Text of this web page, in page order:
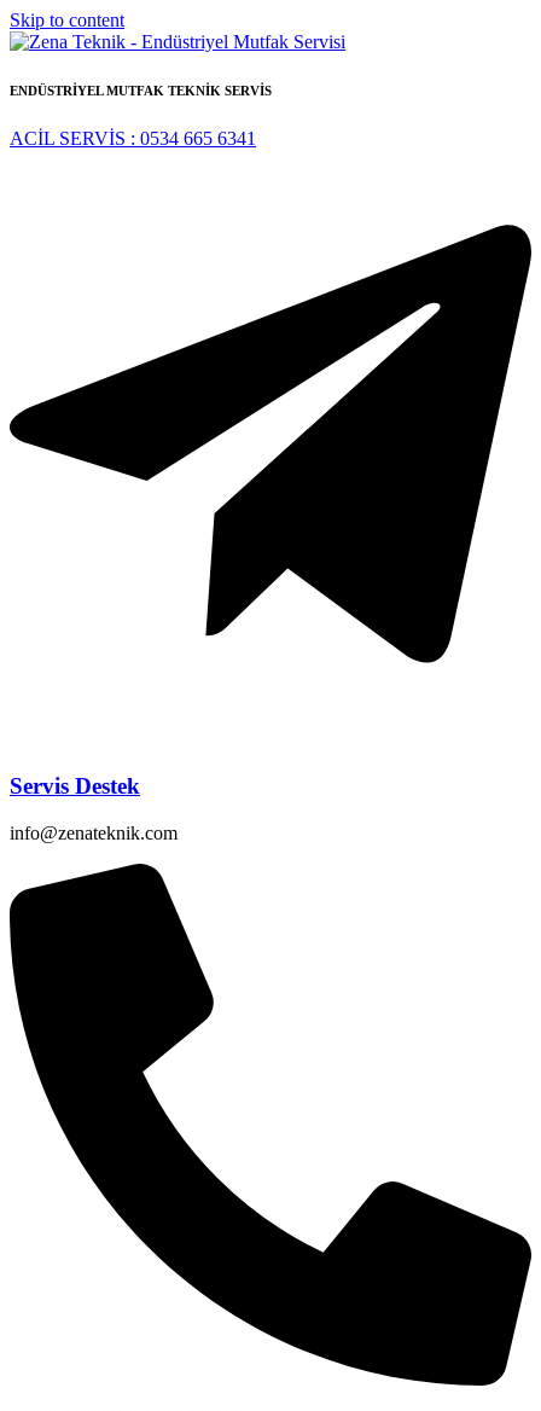
Skip to content
ENDÜSTRİYEL MUTFAK TEKNİK SERVİS
ACİL SERVİS : 0534 665 6341
Servis Destek
info@zenateknik.com